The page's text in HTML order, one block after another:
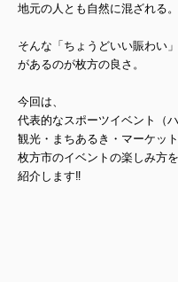
地元の人とも自然に混ざれる。
そんな「ちょうどいい賑わい」
があるのが枚方の良さ。
今回は、
代表的なスポーツイベント（
観光・まちあるき・マーケット
枚方市のイベントの楽しみ方を
紹介します‼︎